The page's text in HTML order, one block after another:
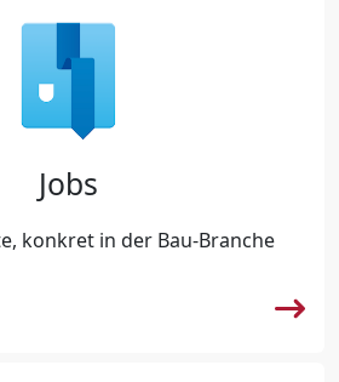
Jobs
konkret in der Bau-Branche